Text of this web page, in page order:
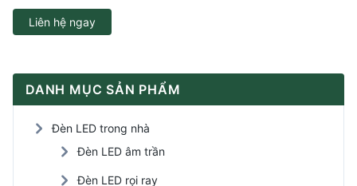
Liên hệ ngay
DANH MỤC SẢN PHẨM
Đèn LED trong nhà
Đèn LED âm trần
Đèn LED rọi ray